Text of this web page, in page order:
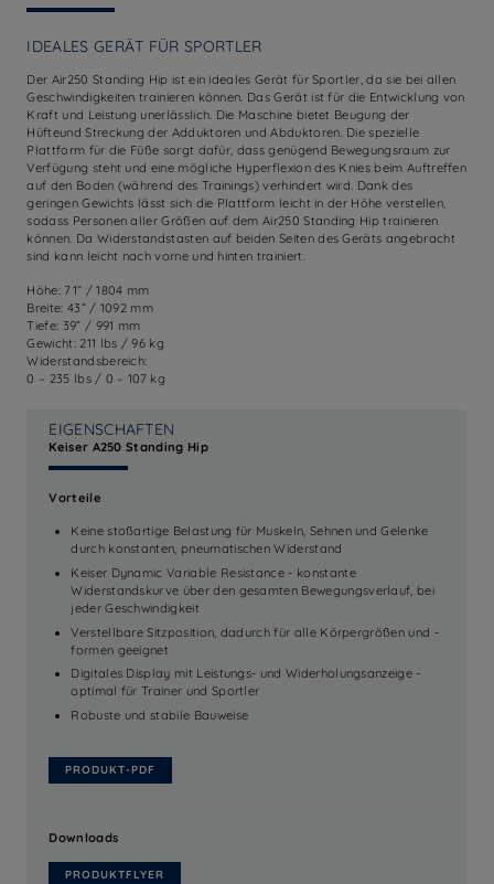
IDEALES GERÄT FÜR SPORTLER
Der Air250 Standing Hip ist ein ideales Gerät für Sportler, da sie bei allen
Geschwindigkeiten trainieren können. Das Gerät ist für die Entwicklung von
Kraft und Leistung unerlässlich. Die Maschine bietet Beugung der
Hüfteund Streckung der Adduktoren und Abduktoren. Die spezielle
Plattform für die Füße sorgt dafür, dass genügend Bewegungsraum zur
Verfügung steht und eine mögliche Hyperflexion des Knies beim Auftreffen
auf den Boden (während des Trainings) verhindert wird. Dank des
geringen Gewichts lässt sich die Plattform leicht in der Höhe verstellen,
sodass Personen aller Größen auf dem Air250 Standing Hip trainieren
können. Da Widerstandstasten auf beiden Seiten des Geräts angebracht
sind kann leicht nach vorne und hinten trainiert.
Höhe: 71” / 1804 mm
Breite: 43” / 1092 mm
Tiefe: 39” / 991 mm
Gewicht: 211 lbs / 96 kg
Widerstandsbereich:
0 – 235 lbs / 0 – 107 kg
EIGENSCHAFTEN
Keiser A250 Standing Hip
Vorteile
Keine stoßartige Belastung für Muskeln, Sehnen und Gelenke
durch konstanten, pneumatischen Widerstand
Keiser Dynamic Variable Resistance - konstante
Widerstandskurve über den gesamten Bewegungsverlauf, bei
jeder Geschwindigkeit
Verstellbare Sitzposition, dadurch für alle Körpergrößen und -
formen geeignet
Digitales Display mit Leistungs- und Widerholungsanzeige -
optimal für Trainer und Sportler
Robuste und stabile Bauweise
PRODUKT-PDF
Downloads
PRODUKTFLYER